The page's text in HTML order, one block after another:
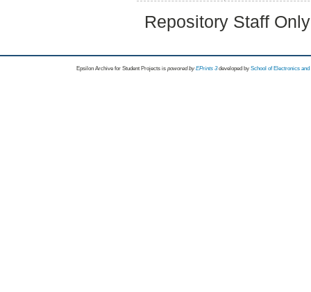
Repository Staff
Epsilon Archive for Student Projects is powored byEPrints 3 developed by School of Electronics